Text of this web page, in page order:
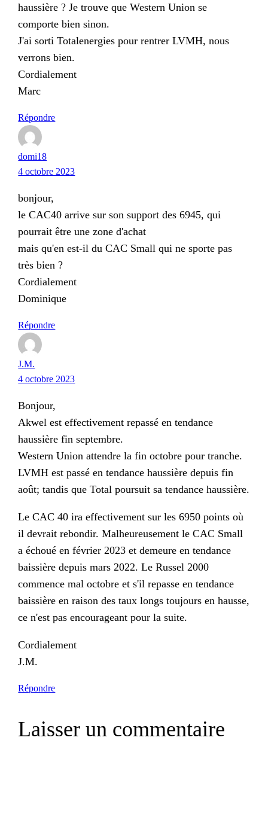
haussière ? Je trouve que Western Union se
comporte bien sinon.
J'ai sorti Totalenergies pour rentrer LVMH, nous
verrons bien.
Cordialement
Marc
Répondre
domi18
4 octobre 2023
bonjour,
le CAC40 arrive sur son support des 6945, qui
pourrait être une zone d'achat
mais qu'en est-il du CAC Small qui ne sporte pas
très bien ?
Cordialement
Dominique
Répondre
J.M.
4 octobre 2023
Bonjour,
Akwel est effectivement repassé en tendance
haussière fin septembre.
Western Union attendre la fin octobre pour tranche.
LVMH est passé en tendance haussière depuis fin
août; tandis que Total poursuit sa tendance haussière.
Le CAC 40 ira effectivement sur les 6950 points où
il devrait rebondir. Malheureusement le CAC Small
a échoué en février 2023 et demeure en tendance
baissière depuis mars 2022. Le Russel 2000
commence mal octobre et s'il repasse en tendance
baissière en raison des taux longs toujours en hausse,
ce n'est pas encourageant pour la suite.
Cordialement
J.M.
Répondre
Laisser un commentaire